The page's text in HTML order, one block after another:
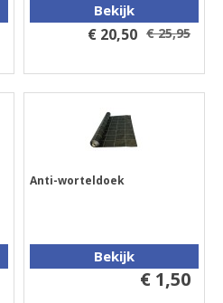
Bekijk
€ 20,50 € 25,95
Anti-worteldoek
Bekijk
€ 1,50